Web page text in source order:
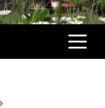
ЕКОНОМИЈА,
ИМЕНИК,